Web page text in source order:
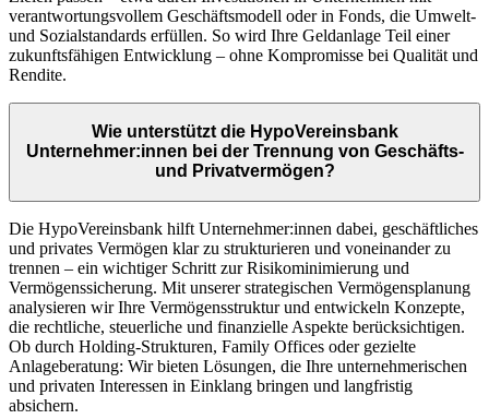
verantwortungsvollem Geschäftsmodell oder in Fonds, die Umwelt-
und Sozialstandards erfüllen. So wird Ihre Geldanlage Teil einer
zukunftsfähigen Entwicklung – ohne Kompromisse bei Qualität und
Rendite.
Wie unterstützt die HypoVereinsbank
Unternehmer:innen bei der Trennung von Geschäfts-
und Privatvermögen?
Die HypoVereinsbank hilft Unternehmer:innen dabei, geschäftliches
und privates Vermögen klar zu strukturieren und voneinander zu
trennen – ein wichtiger Schritt zur Risikominimierung und
Vermögenssicherung. Mit unserer strategischen Vermögensplanung
analysieren wir Ihre Vermögensstruktur und entwickeln Konzepte,
die rechtliche, steuerliche und finanzielle Aspekte berücksichtigen.
Ob durch Holding-Strukturen, Family Offices oder gezielte
Anlageberatung: Wir bieten Lösungen, die Ihre unternehmerischen
und privaten Interessen in Einklang bringen und langfristig
absichern.